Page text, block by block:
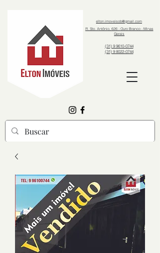
(31) 9 8022-0744
elton.imoveisob@gmail.com
R. Sto. Antônio, 626 - Ouro Branco - Minas
Gerais
(31) 9 9610-0744